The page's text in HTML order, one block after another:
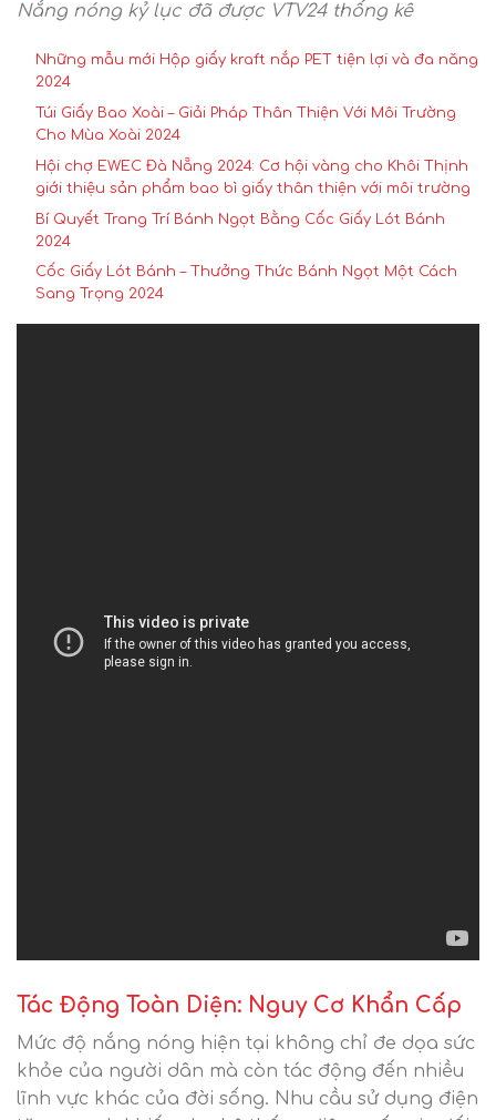
Nắng nóng kỷ lục đã được VTV24 thống kê
Những mẫu mới Hộp giấy kraft nắp PET tiện lợi và đa năng
2024
Túi Giấy Bao Xoài – Giải Pháp Thân Thiện Với Môi Trường
Cho Mùa Xoài 2024
Hội chợ EWEC Đà Nẵng 2024: Cơ hội vàng cho Khôi Thịnh
giới thiệu sản phẩm bao bì giấy thân thiện với môi trường
Bí Quyết Trang Trí Bánh Ngọt Bằng Cốc Giấy Lót Bánh
2024
Cốc Giấy Lót Bánh – Thưởng Thức Bánh Ngọt Một Cách
Sang Trọng 2024
Tác Động Toàn Diện: Nguy Cơ Khẩn Cấp
Mức độ nắng nóng hiện tại không chỉ đe dọa sức
khỏe của người dân mà còn tác động đến nhiều
lĩnh vực khác của đời sống. Nhu cầu sử dụng điện